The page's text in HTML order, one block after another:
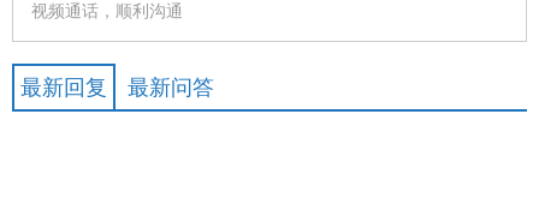
视频通话，顺利沟通
最新回复 最新问答